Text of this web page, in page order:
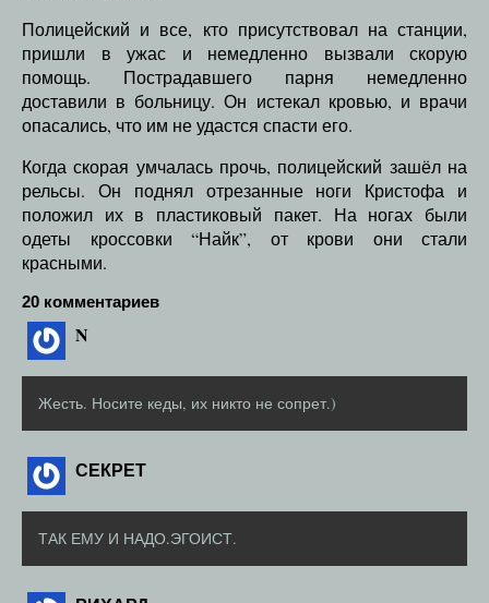
Полицейский и все, кто присутствовал на станции,
пришли в ужас и немедленно вызвали скорую
помощь. Пострадавшего парня немедленно
доставили в больницу. Он истекал кровью, и врачи
опасались, что им не удастся спасти его.
Когда скорая умчалась прочь, полицейский зашёл на
рельсы. Он поднял отрезанные ноги Кристофа и
положил их в пластиковый пакет. На ногах были
одеты кроссовки “Найк”, от крови они стали
красными.
20 комментариев
N
Жесть. Носите кеды, их никто не сопрет.)
СЕКРЕТ
ТАК ЕМУ И НАДО.ЭГОИСТ.